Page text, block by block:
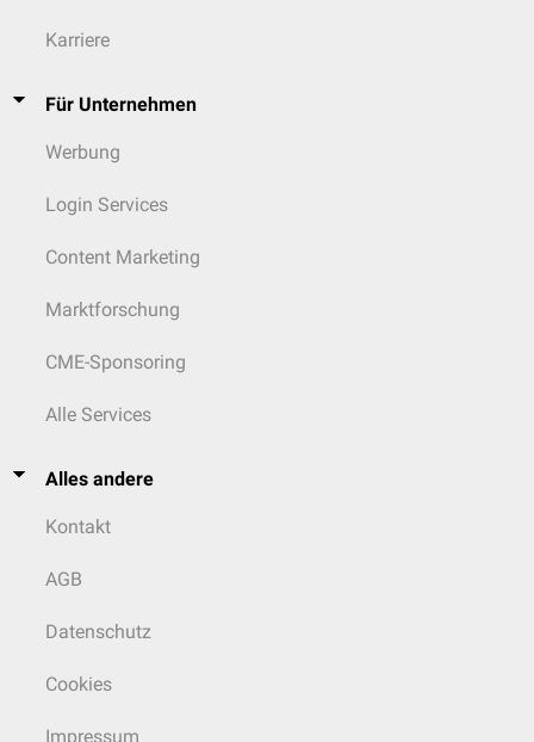
Karriere
Für Unternehmen
Werbung
Login Services
Content Marketing
Marktforschung
CME-Sponsoring
Alle Services
Alles andere
Kontakt
AGB
Datenschutz
Cookies
Impressum